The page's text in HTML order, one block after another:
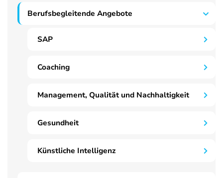
Berufsbegleitende Angebote
SAP
Coaching
Management, Qualität und Nachhaltigkeit
Gesundheit
Künstliche Intelligenz